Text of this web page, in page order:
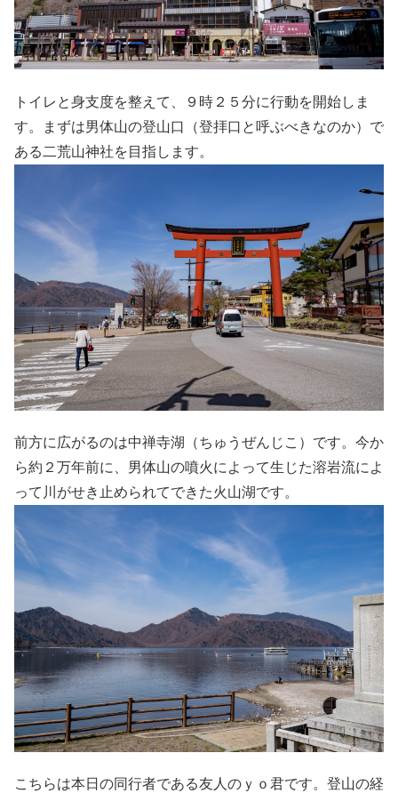
トイレと身支度を整えて、９時２５分に行動を開始しま
す。まずは男体山の登山口（登拝口と呼ぶべきなのか）で
ある二荒山神社を目指します。
前方に広がるのは中禅寺湖（ちゅうぜんじこ）です。今か
ら約２万年前に、男体山の噴火によって生じた溶岩流によ
って川がせき止められてできた火山湖です。
こちらは本日の同行者である友人のｙｏ君です。登山の経